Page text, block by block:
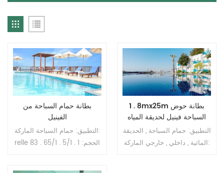
بطانة حمام السباحة من
الفينيل
التطبيق: حمام السباحة الماركة:
relle الحجم: 1 . 5/1 . 65/1 . 83
1 . 8mx25m بطانة حوض
السباحة فينيل لحديقة المياه
التطبيق: حمام السباحة , الحديقة
المائية , داخلي , خارجي الماركة: